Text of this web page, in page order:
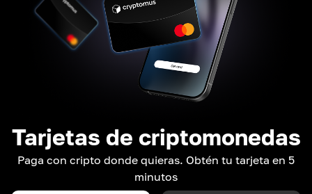
Tarjetas de criptomonedas
Paga con cripto donde quieras. Obtén tu tarjeta en 5
minutos